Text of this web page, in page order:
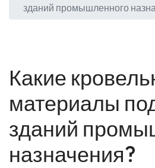
зданий промышленного
Какие
материалы
зданий
назначения?